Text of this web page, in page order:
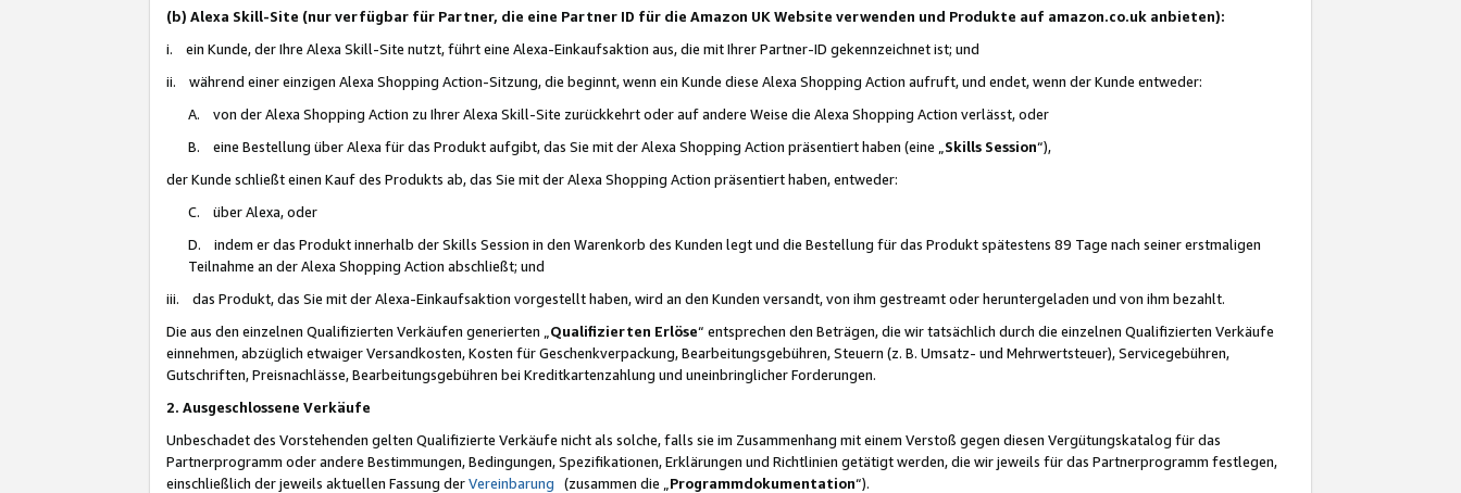
(b) Alexa Skill-Site (nur verfügbar für Partner, die eine Partner ID für die Amazon UK Website verwenden und Produkte auf amazon.co.uk anbieten):
i. ein Kunde, der Ihre Alexa Skill-Site nutzt, führt eine Alexa-Einkaufsaktion aus, die mit Ihrer Partner-ID gekennzeichnet ist; und
ii. während einer einzigen Alexa Shopping Action-Sitzung, die beginnt, wenn ein Kunde diese Alexa Shopping Action aufruft, und endet, wenn der Kunde entweder:
A. von der Alexa Shopping Action zu Ihrer Alexa Skill-Site zurückkehrt oder auf andere Weise die Alexa Shopping Action verlässt, oder
B. eine Bestellung über Alexa für das Produkt aufgibt, das Sie mit der Alexa Shopping Action präsentiert haben (eine „ Skills Session“),
der Kunde schließt einen Kauf des Produkts ab, das Sie mit der Alexa Shopping Action präsentiert haben, entweder:
C. über Alexa, oder
D. indem er das Produkt innerhalb der Skills Session in den Warenkorb des Kunden legt und die Bestellung für das Produkt spätestens 89 Tage nach seiner erstmaligen
Teilnahme an der Alexa Shopping Action abschließt; und
iii. das Produkt, das Sie mit der Alexa-Einkaufsaktion vorgestellt haben, wird an den Kunden versandt, von ihm gestreamt oder heruntergeladen und von ihm bezahlt.
Die aus den einzelnen Qualifizierten Verkäufen generierten „ Qualifizierten Erlöse“ entsprechen den Beträgen, die wir tatsächlich durch die einzelnen Qualifizierten Verkäufe
einnehmen, abzüglich etwaiger Versandkosten, Kosten für Geschenkverpackung, Bearbeitungsgebühren, Steuern (z. B. Umsatz- und Mehrwertsteuer), Servicegebühren,
Gutschriften, Preisnachlässe, Bearbeitungsgebühren bei Kreditkartenzahlung und uneinbringlicher Forderungen.
2. Ausgeschlossene Verkäufe
Unbeschadet des Vorstehenden gelten Qualifizierte Verkäufe nicht als solche, falls sie im Zusammenhang mit einem Verstoß gegen diesen Vergütungskatalog für das
Partnerprogramm oder andere Bestimmungen, Bedingungen, Spezifikationen, Erklärungen und Richtlinien getätigt werden, die wir jeweils für das Partnerprogramm festlegen,
einschließlich der jeweils aktuellen Fassung derVereinbarung (zusammen die „ Programmdokumentation“).